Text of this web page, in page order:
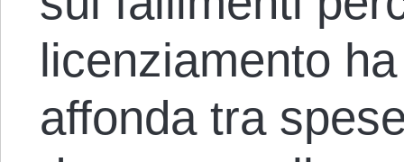
licenziamento
affonda tra